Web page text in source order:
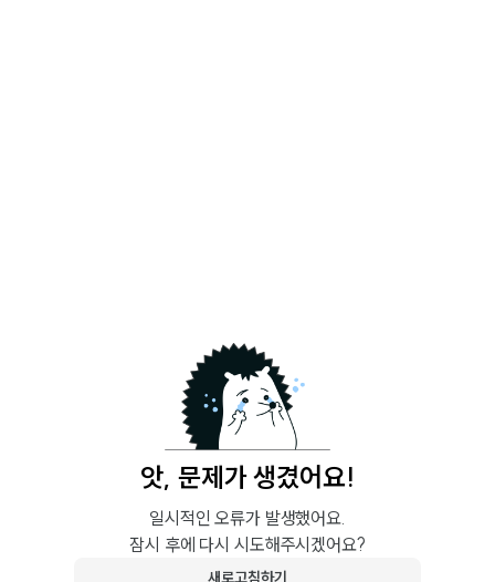
앗, 문제가 생겼어요!
일시적인 오류가 발생했어요.
잠시 후에 다시 시도해주시겠어요?
새로고침하기